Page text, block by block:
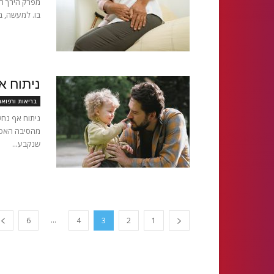
בו. למעשה,
בריאות
ניתוח אף
מהסיבה
שנקבע...
1
2
3
4
...
6